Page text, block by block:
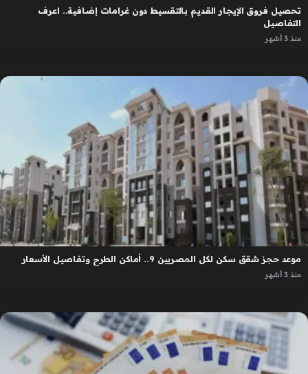
تحصيل فروق الإيجار القديم بالتقسيط دون غرامات إضافية.. اعرف
التفاصيل
منذ 3 أشهر
موعد حجز شقق سكن لكل المصريين 9.. أماكن الطرح وتفاصيل الأسعار
منذ 3 أشهر